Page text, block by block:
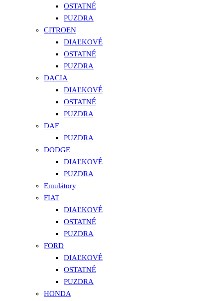
OSTATNÉ
PUZDRA
CITROEN
DIAĽKOVÉ
OSTATNÉ
PUZDRA
DACIA
DIAĽKOVÉ
OSTATNÉ
PUZDRA
DAF
PUZDRA
DODGE
DIAĽKOVÉ
PUZDRA
Emulátory
FIAT
DIAĽKOVÉ
OSTATNÉ
PUZDRA
FORD
DIAĽKOVÉ
OSTATNÉ
PUZDRA
HONDA